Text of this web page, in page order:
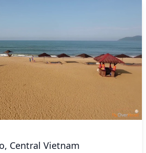
Central Vietnam